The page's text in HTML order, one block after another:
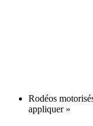
Rodéos
appliquer »